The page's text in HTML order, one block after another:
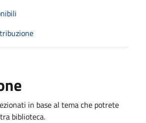
in base al tema che potrete
biblioteca.